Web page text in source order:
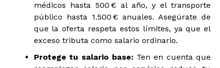
médicos hasta 500 € al año, y el transporte
público hasta 1.500 € anuales. Asegúrate de
que la oferta respeta estos límites, ya que el
exceso tributa como salario ordinario.
Protege tu salario base: Ten en cuenta que